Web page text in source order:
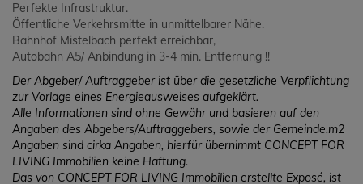
Perfekte Infrastruktur.
Öffentliche Verkehrsmitte in unmittelbarer Nähe.
Bahnhof Mistelbach perfekt erreichbar,
Autobahn A5/ Anbindung in 3-4 min. Entfernung !!
Der Abgeber/ Auftraggeber ist über die gesetzliche Verpflichtung
zur Vorlage eines Energieausweises aufgeklärt.
Alle Informationen sind ohne Gewähr und basieren auf den
Angaben des Abgebers/Auftraggebers, sowie der Gemeinde.m2
Angaben sind cirka Angaben, hierfür übernimmt CONCEPT FOR
LIVING Immobilien keine Haftung.
Das von CONCEPT FOR LIVING Immobilien erstellte Exposé, ist